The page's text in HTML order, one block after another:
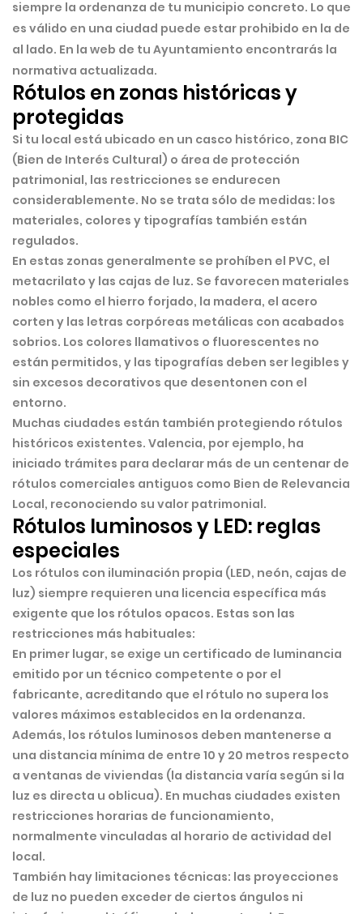
siempre la ordenanza de tu municipio concreto. Lo que
es válido en una ciudad puede estar prohibido en la de
al lado. En la web de tu Ayuntamiento encontrarás la
normativa actualizada.
Rótulos en zonas históricas y
protegidas
Si tu local está ubicado en un casco histórico, zona BIC
(Bien de Interés Cultural) o área de protección
patrimonial, las restricciones se endurecen
considerablemente. No se trata sólo de medidas: los
materiales, colores y tipografías también están
regulados.
En estas zonas generalmente se prohíben el PVC, el
metacrilato y las cajas de luz. Se favorecen materiales
nobles como el hierro forjado, la madera, el acero
corten y las letras corpóreas metálicas con acabados
sobrios. Los colores llamativos o fluorescentes no
están permitidos, y las tipografías deben ser legibles y
sin excesos decorativos que desentonen con el
entorno.
Muchas ciudades están también protegiendo rótulos
históricos existentes. Valencia, por ejemplo, ha
iniciado trámites para declarar más de un centenar de
rótulos comerciales antiguos como Bien de Relevancia
Local, reconociendo su valor patrimonial.
Rótulos luminosos y LED: reglas
especiales
Los rótulos con iluminación propia (LED, neón, cajas de
luz) siempre requieren una licencia específica más
exigente que los rótulos opacos. Estas son las
restricciones más habituales:
En primer lugar, se exige un certificado de luminancia
emitido por un técnico competente o por el
fabricante, acreditando que el rótulo no supera los
valores máximos establecidos en la ordenanza.
Además, los rótulos luminosos deben mantenerse a
una distancia mínima de entre 10 y 20 metros respecto
a ventanas de viviendas (la distancia varía según si la
luz es directa u oblicua). En muchas ciudades existen
restricciones horarias de funcionamiento,
normalmente vinculadas al horario de actividad del
local.
También hay limitaciones técnicas: las proyecciones
de luz no pueden exceder de ciertos ángulos ni